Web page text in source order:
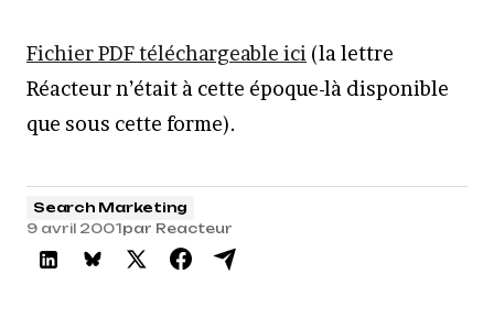
Fichier PDF téléchargeable ici (la lettre
Réacteur n’était à cette époque-là disponible
que sous cette forme).
Search Marketing
9 avril 2001par Reacteur